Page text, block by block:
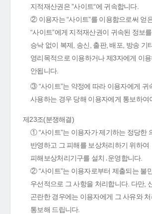
지적재산권은 ”사이트“에 귀속합니다.
② 이용자는 “사이트”를 이용함으로써 얻
“사이트”에게 지적재산권이 귀속된 정보
승낙 없이 복제, 송신, 출판, 배포, 방송 기
영리목적으로 이용하거나 제3자에게 이
안됩니다.
③ “사이트”는 약정에 따라 이용자에게 귀
사용하는 경우 당해 이용자에게 통보하여
제23조(분쟁해결)
① “사이트”는 이용자가 제기하는 정당한
반영하고 그 피해를 보상처리하기 위하여
피해보상처리기구를 설치․운영합니다.
② “사이트”는 이용자로부터 제출되는 불
우선적으로 그 사항을 처리합니다. 다만,
곤란한 경우에는 이용자에게 그 사유와
통보해 드립니다.